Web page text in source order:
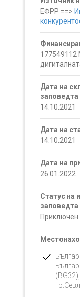
ЕФРР ==>
177549112
Дата на
заповедта
14.10.2021
Дата на
14.10.2021
Дата на
26.01.2022
Статус на